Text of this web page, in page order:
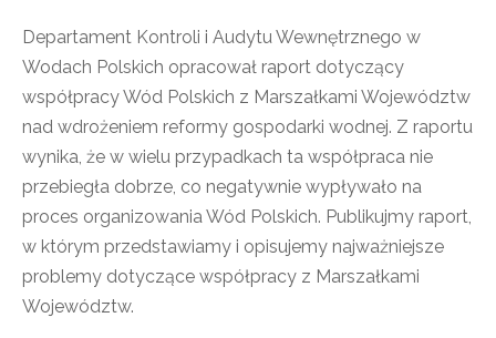
Departament Kontroli i Audytu Wewnętrznego w
Wodach Polskich opracował raport dotyczący
współpracy Wód Polskich z Marszałkami Województw
nad wdrożeniem reformy gospodarki wodnej. Z raportu
wynika, że w wielu przypadkach ta współpraca nie
przebiegła dobrze, co negatywnie wypływało na
proces organizowania Wód Polskich. Publikujmy raport,
w którym przedstawiamy i opisujemy najważniejsze
problemy dotyczące współpracy z Marszałkami
Województw.